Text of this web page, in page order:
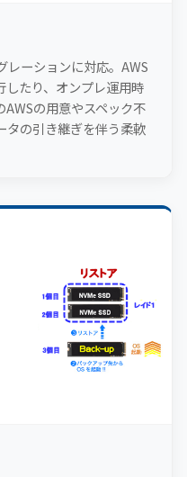
レーションに対応。AWS
たり、オンプレ運用時
の用意やスペック不
タの引き継ぎを伴う柔軟